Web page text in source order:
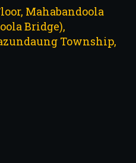
Mahabandoola
Bridge),
Township,